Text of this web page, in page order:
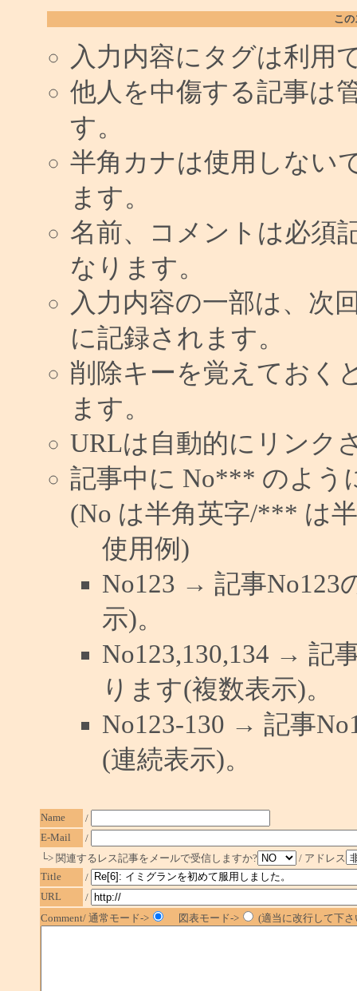
こ
入力内容にタグは利用
他人を中傷する記事は
す。
半角カナは使用しない
ます。
名前、コメントは必須
なります。
入力内容の一部は、次
に記録されます。
削除キーを覚えておく
ます。
URLは自動的にリンク
記事中に No*** のよう
(No は半角英字/*** は
使用例)
No123 → 記事No123
示)。
No123,130,134 → 記
ります(複数表示)。
No123-130 → 記事
(連続表示)。
Name
/
E-Mail
/
└> 関連するレス記事をメールで受信しますか?
/ アドレス
Title
/
URL
/
Comment/ 通常モード->
図表モード-> (適当に改行して下